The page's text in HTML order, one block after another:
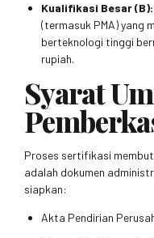
Kualifikasi Besar (B):
(termasuk PMA) yang
berteknologi tinggi
rupiah.
Syarat
Proses sertifikasi
adalah dokumen
siapkan:
Akta Pendirian